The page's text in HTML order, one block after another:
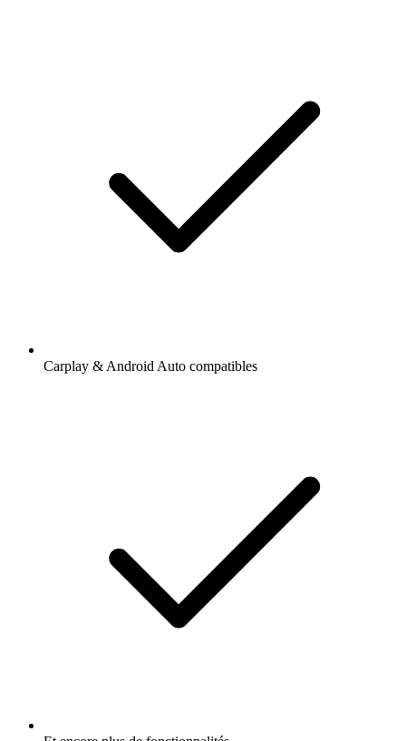
Carplay & Android Auto compatibles